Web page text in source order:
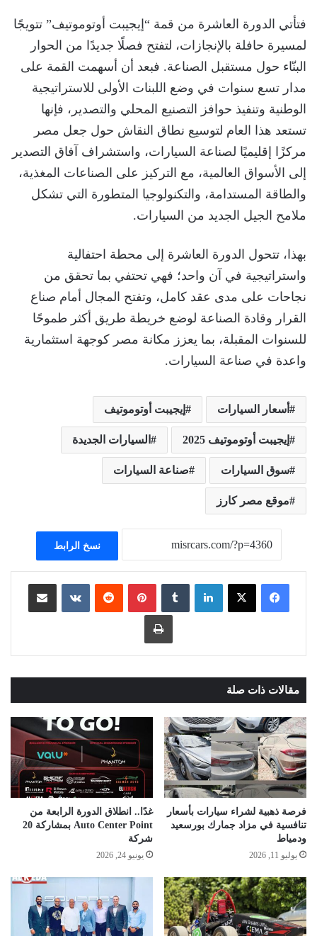
فتأتي الدورة العاشرة من قمة “إيجيبت أوتوموتيف” تتويجًا
لمسيرة حافلة بالإنجازات، لتفتح فصلًا جديدًا من الحوار
البنّاء حول مستقبل الصناعة. فبعد أن أسهمت القمة على
مدار تسع سنوات في وضع اللبنات الأولى للاستراتيجية
الوطنية وتنفيذ حوافز التصنيع المحلي والتصدير، فإنها
تستعد هذا العام لتوسيع نطاق النقاش حول جعل مصر
مركزًا إقليميًا لصناعة السيارات، واستشراف آفاق التصدير
إلى الأسواق العالمية، مع التركيز على الصناعات المغذية،
والطاقة المستدامة، والتكنولوجيا المتطورة التي تشكل
ملامح الجيل الجديد من السيارات.
بهذا، تتحول الدورة العاشرة إلى محطة احتفالية
واستراتيجية في آن واحد؛ فهي تحتفي بما تحقق من
نجاحات على مدى عقد كامل، وتفتح المجال أمام صناع
القرار وقادة الصناعة لوضع خريطة طريق أكثر طموحًا
للسنوات المقبلة، بما يعزز مكانة مصر كوجهة استثمارية
واعدة في صناعة السيارات.
أسعار السيارات إيجيبت أوتوموتيف
إيجيبت أوتوموتيف 2025 السيارات الجديدة
سوق السيارات صناعة السيارات
موقع مصر كارز
نسخ الرابط
لينكدإن ‏Tumblr بينتيريست
‏Reddit
‏VKontakte مشاركة عبر البريد
طباعة
مقالات ذات صلة
فرصة ذهبية لشراء سيارات بأسعار
تنافسية في مزاد جمارك بورسعيد
ودمياط
يوليو 11, 2026
غدًا.. انطلاق الدورة الرابعة من
Auto Center Point بمشاركة 20
شركة
يونيو 24, 2026